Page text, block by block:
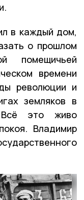
в каждый дом,
о прошлом
помещичьей
времени
революции и
земляков в
Всё это живо
Владимир